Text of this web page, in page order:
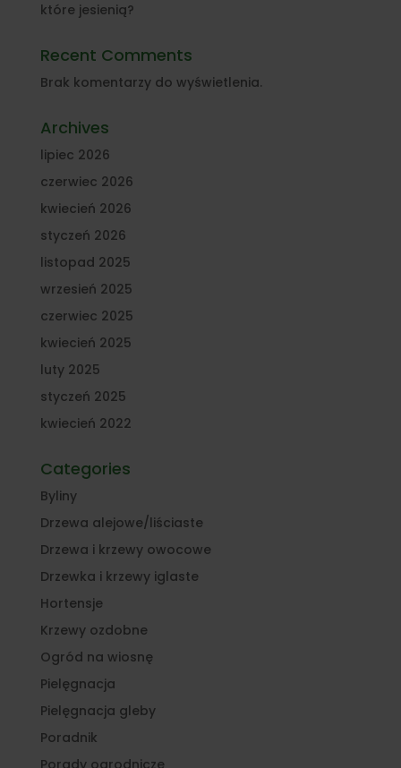
które jesienią?
Recent Comments
Brak komentarzy do wyświetlenia.
Archives
lipiec 2026
czerwiec 2026
kwiecień 2026
styczeń 2026
listopad 2025
wrzesień 2025
czerwiec 2025
kwiecień 2025
luty 2025
styczeń 2025
kwiecień 2022
Categories
Byliny
Drzewa alejowe/liściaste
Drzewa i krzewy owocowe
Drzewka i krzewy iglaste
Hortensje
Krzewy ozdobne
Ogród na wiosnę
Pielęgnacja
Pielęgnacja gleby
Poradnik